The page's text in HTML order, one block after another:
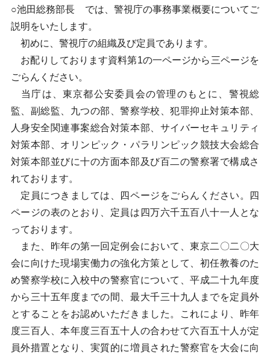
○池田総務部長 では、警視庁の事務事業概要についてご
説明をいたします。
初めに、警視庁の組織及び定員であります。
お配りしております資料第1の一ページから三ページを
ごらんください。
当庁は、東京都公安委員会の管理のもとに、警視総
監、副総監、九つの部、警察学校、犯罪抑止対策本部、
人身安全関連事案総合対策本部、サイバーセキュリティ
対策本部、オリンピック・パラリンピック競技大会総合
対策本部並びに十の方面本部及び百二の警察署で構成さ
れております。
定員につきましては、四ページをごらんください。四
ページの表のとおり、定員は四万六千五百八十一人とな
っております。
また、昨年の第一回定例会において、東京二〇二〇大
会に向けた現場実働力の強化方策として、初任教養のた
め警察学校に入校中の警察官について、平成二十九年度
から三十五年度までの間、最大千三十九人までを定員外
とすることをお認めいただきました。これにより、昨年
度三百人、本年度三百五十人の合わせて六百五十人が定
員外措置となり、実質的に増員された警察官を大会に向